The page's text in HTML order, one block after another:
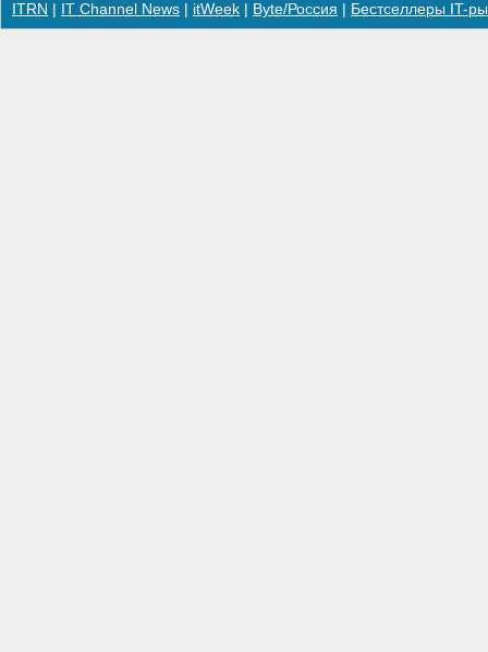
ITRN IT Channel News itWeek Byte/Россия Бестселлеры IT-